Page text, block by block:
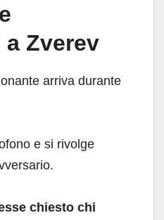
a Zverev
arriva durante
e si rivolge
chiesto chi